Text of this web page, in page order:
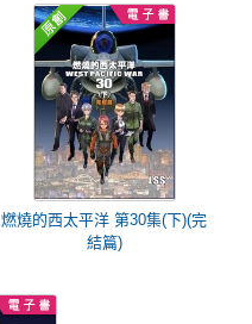
燃燒的西太平洋 第30集(下)(完
結篇)